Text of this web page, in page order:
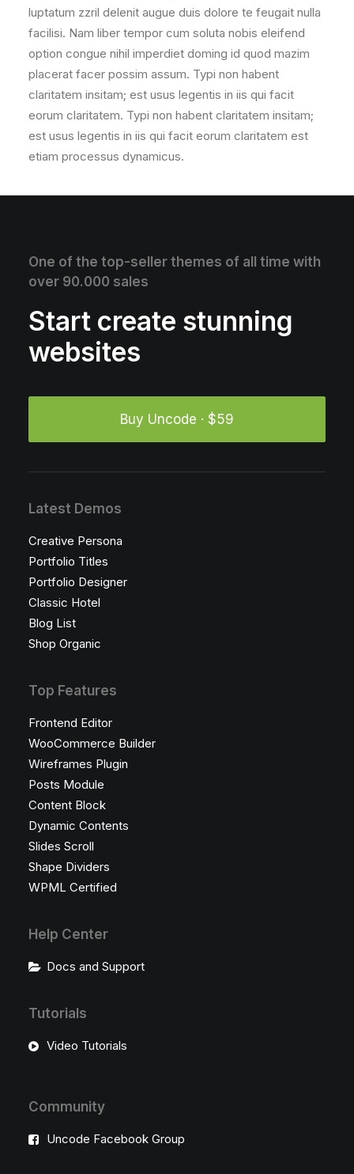
luptatum zzril delenit augue duis dolore te feugait nulla
facilisi. Nam liber tempor cum soluta nobis eleifend
option congue nihil imperdiet doming id quod mazim
placerat facer possim assum. Typi non habent
claritatem insitam; est usus legentis in iis qui facit
eorum claritatem. Typi non habent claritatem insitam;
est usus legentis in iis qui facit eorum claritatem est
etiam processus dynamicus.
One of the top-seller themes of all time with
over 90.000 sales
Start create stunning
websites
Buy Uncode · $59
Latest Demos
Creative Persona
Portfolio Titles
Portfolio Designer
Classic Hotel
Blog List
Shop Organic
Top Features
Frontend Editor
WooCommerce Builder
Wireframes Plugin
Posts Module
Content Block
Dynamic Contents
Slides Scroll
Shape Dividers
WPML Certified
Help Center
Docs and Support
Tutorials
Video Tutorials
Community
Uncode Facebook Group